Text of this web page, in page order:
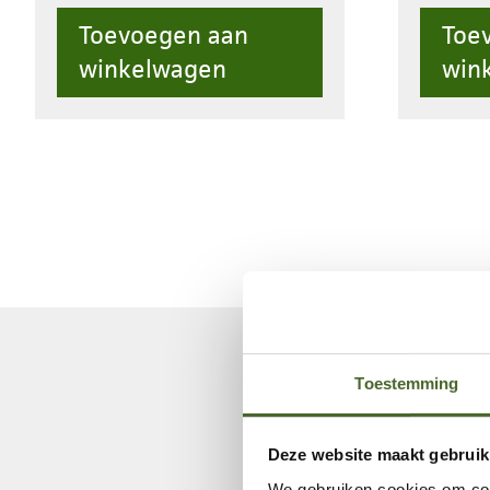
Toestemming
Deze website maakt
opsluitband
6\8x20x100cm
aantal
Toevoegen aan
winkelwagen
6/
aantal